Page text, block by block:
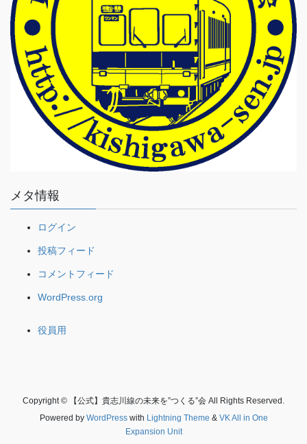
メタ情報
ログイン
投稿フィード
コメントフィード
WordPress.org
役員用
Copyright © 【公式】貴志川線の未来を”つくる”会 All Rights Reserved.
Powered by WordPresswith Lightning Theme & VK All in One
Expansion Unit